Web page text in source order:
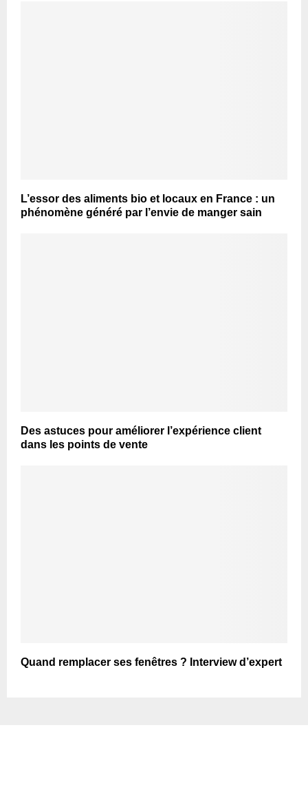
L’essor des aliments bio et locaux en France : un
phénomène généré par l’envie de manger sain
Des astuces pour améliorer l’expérience client
dans les points de vente
Quand remplacer ses fenêtres ? Interview d’expert